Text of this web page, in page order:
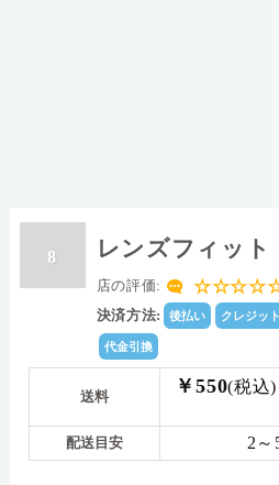
8 レンズフィット
店の評価:
決済方法: 後払い クレジット
代金引換
送料 ￥550(税込)
配送目安 2